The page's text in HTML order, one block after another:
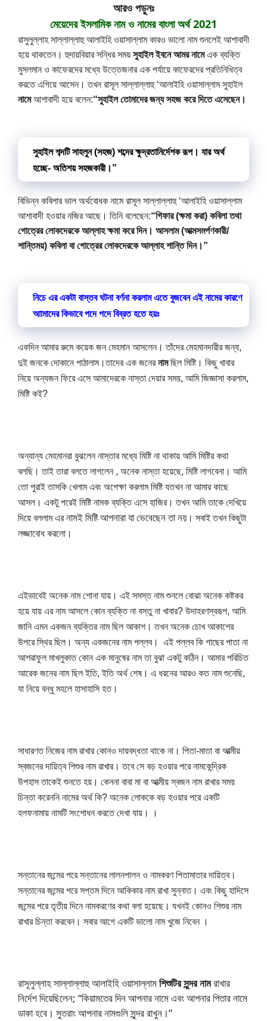
আরও পড়ুনঃ
মেয়েদের ইসলামিক নাম ও নামের বাংলা অর্থ 2021
রাসুলুল্লাহ সাল্লাল্লাহু আলাইহি ওয়াসাল্লাম কারও ভালো নাম শুনলেই আশাবাদী
হয়ে থাকতেন। হুদায়বিয়ার সন্ধির সময় সুহাইল ইবনে আমর নামে এক ব্যক্তি
মুসলমান ও কাফেরদের মধ্যে উত্তেজনার এক পর্যায়ে কাফেরদের প্রতিনিধিত্ব
করতে এগিয়ে আসেন।
নামে আশাবাদী হয়ে বলেন:“সুহাইল তোমাদের জন্য সহজ করে দিতে এসেছেন।
সুহাইল শব্দটি সাহলুন (সহজ) শব্দের ক্ষুদ্রতানির্দেশক রূপ। যার অর্থ
হচ্ছে- অতিশয় সহজকারী।”
বিভিন্ন কবিলার ভাল অর্থবোধক নামে রাসূল সাল্লাল্লাহু ‘আলাইহি ওয়াসাল্লাম
আশাবাদী হওয়ার নজির আছে। তিনি বলেছেন:“গিফার (ক্ষমা করা) কবিলা তথা
গোত্রের লোকদেরকে আল্লাহ ক্ষমা করে দিন। আসলাম (আত্মসমর্পণকারী/
শান্তিময়) কবিলা বা গোত্রের লোকদেরকে আল্লাহ শান্তি দিন।”
নিচে এর একটা বাস্তব ঘটনা বর্ণনা করলাম এতে বুজবেন এই নামের কারণে
আামাদের কিভাবে পদে পদে বিব্রত হতে হয়ঃ
একদিন আমার রুমে কয়েক জন মেহমান আসলেন। তাঁদের মেহমানদারীর জন্য,
দুই জনকে দোকানে পাঠালাম।তাদের এক জনের নাম ছিল মিষ্টি। কিছু খাবার
নিয়ে অন্যজন ফিরে এসে আমাদেরকে নাস্তা দেয়ার সময়, আমি জিজ্ঞাসা করলাম,
মিষ্টি কই?
অন্যান্য মেহমানরা বুঝলেন নাস্তার মধ্যে মিষ্টি না থাকায় আমি মিষ্টির কথা
বলছি। তাই তারা বলতে লাগলেন , অনেক নাস্তা হয়েছে, মিষ্টি লাগবেনা। আমি
তো পুরাই তাসকি খেলাম এবং অপেক্ষা করলাম মিষ্টি যতখন না আমার কাছে
আসল। একটু পরেই মিষ্টি নামক ব্যক্তি এসে হাজির। তখন আমি তাকে দেখিয়ে
দিয়ে বললাম এর নামই মিষ্টি আপনারা যা ভেবেছেন তা নয়। সবাই তখন কিছুটা
লজ্জাবোধ করলো।
এইভাবেই অনেক নাম শোনা যায়। এই সমস্ত নাম শুনলে বোঝা অনেক কষ্টকর
হয়ে যায় এর নাম আসলে কোন ব্যক্তি না বস্তু না খাবার? উদাহরণস্বরূপ, আমি
জানি এমন একজন ব্যক্তির নাম ছিল আকাশ। তখন অনেক চোখ আকাশের
উপরে স্থির ছিল। অন্য একজনের নাম পল্লব।
এই পল্লব কি গাছের পাতা না
আশরাফুল মাখলুকাত কোন এক মানুষের নাম তা বুঝা একটু কঠিন। আমার পরিচিত
আরেক জনের নাম ছিল ইতি, ইতি অর্থ শেষ। এ ধরনের আরও কত নাম শুনেছি,
যা নিয়ে বন্ধু মহলে হাসাহাসি হত।
সাধারণত নিজের নাম রাখার কোনও দায়বদ্ধতা থাকে না। পিতা-মাতা বা আত্মীয়
স্বজনের দায়িত্ব শিশুর নাম রাখার। তবে সে বড় হওয়ার পরে নামকেন্দ্রিক
উপহাস তাকেই শুনতে হয়। কেননা বাবা মা বা আত্মীয় স্বজন নাম রাখার সময়
চিন্তা করেননি নামের অর্থ কি? অনেক লোককে বড় হওয়ার পরে একটি
হলফনামায় নামটি সংশোধন করতে দেখা যায়।
।
সন্তানের জন্মের পরে সন্তানের লালনপালন ও নামকরণ পিতামাতার দায়িত্ব।
সন্তানের জন্মের পরে সপ্তম দিনে আকিকার নাম রাখা সুন্নাত। এবং কিছু হাদিসে
জন্মের পরে তৃতীয় দিনে নামকরণের কথা বলা হয়েছে। যখনই কোনও শিশুর নাম
রাখার চিন্তা করবেন। সবার আগে একটি ভালো নাম খুজে নিবেন ।
রাসূলুল্লাহ সাল্লাল্লাহু আলাইহি ওয়াসাল্লামশিশুটির সুন্দর নামরাখার
নির্দেশ দিয়েছিলেন; “কিয়ামতের দিন আপনার নামে এবং আপনার পিতার নামে
ডাকা হবে। সুতরাং আপনার নামগুলি সুন্দর রাখুন।”